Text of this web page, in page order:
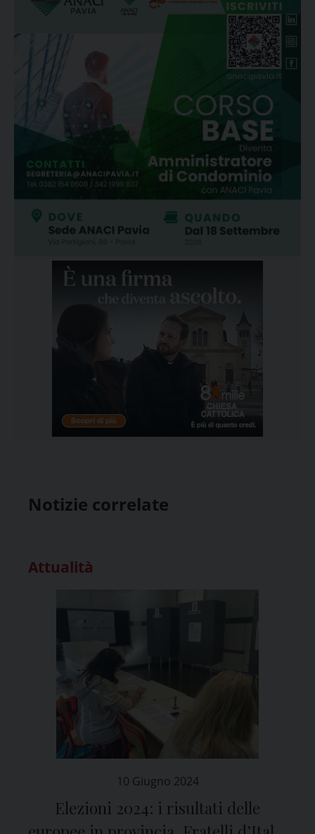
Notizie correlate
Attualità
10 Giugno 2024
Elezioni 2024: i risultati delle